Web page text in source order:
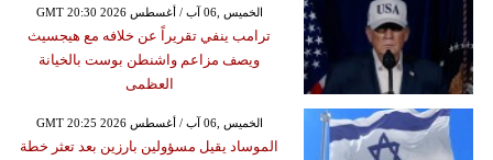
GMT 20:30 2026 الخميس ,06 آب / أغسطس
ترامب ينفي تقريراً عن خلافه مع هيجسيث
ويصف مزاعم واشنطن بوست بالخيانة
العظمى
GMT 20:25 2026 الخميس ,06 آب / أغسطس
الموساد يقيل مسؤولين بارزين بعد تعثر خطة